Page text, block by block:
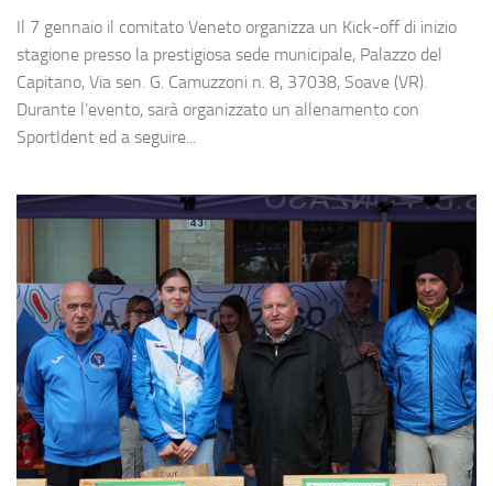
Il 7 gennaio il comitato Veneto organizza un Kick-off di inizio
stagione presso la prestigiosa sede municipale, Palazzo del
Capitano, Via sen. G. Camuzzoni n. 8, 37038, Soave (VR).
Durante l’evento, sarà organizzato un allenamento con
SportIdent ed a seguire...